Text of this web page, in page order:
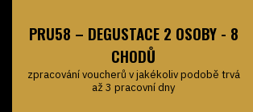
PRU58 – DEGUSTACE 2 OSOBY - 8
CHODŮ
zpracování voucherů v jakékoliv podobě trvá
až 3 pracovní dny